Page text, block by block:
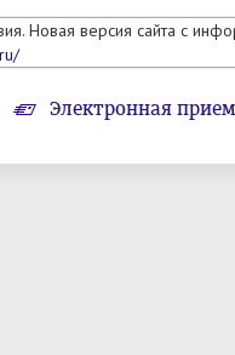
Новая версия сайта с
Электронная